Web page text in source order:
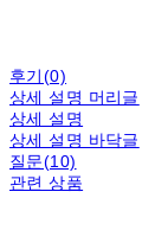
후기(0)
상세 설명 머리글
상세 설명
상세 설명 바닥글
질문(10)
관련 상품